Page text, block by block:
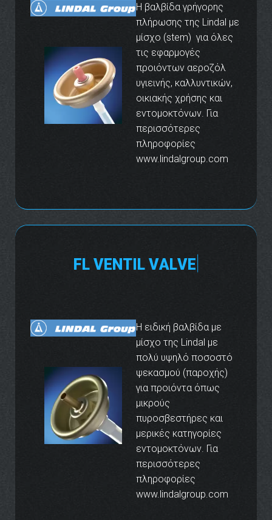
Η βαλβίδα γρήγορης
πλήρωσης της Lindal με
μίσχο (stem) για όλες
τις εφαρμογές
προιόντων αεροζόλ
υγιεινής, καλλυντικών,
οικιακής χρήσης και
εντομοκτόνων. Για
περισσότερες
πληροφορίες
www.lindalgroup.com
F L VE N TI L VALVE
Η ειδική βαλβίδα με
μίσχο της Lindal με
πολύ υψηλό ποσοστό
ψεκασμού (παροχής)
για προιόντα όπως
μικρούς
πυροσβεστήρες και
μερικές κατηγορίες
εντομοκτόνων. Για
περισσότερες
πληροφορίες
www.lindalgroup.com